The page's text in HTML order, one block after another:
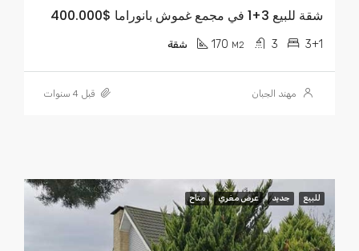
شقة للبيع 3+1 في مجمع غموش بانوراما $400.000
3+1
3
170 M2 شقة
مهند الجبان قبل 4 سنوات
للبيع جديد عرض مغري متاح